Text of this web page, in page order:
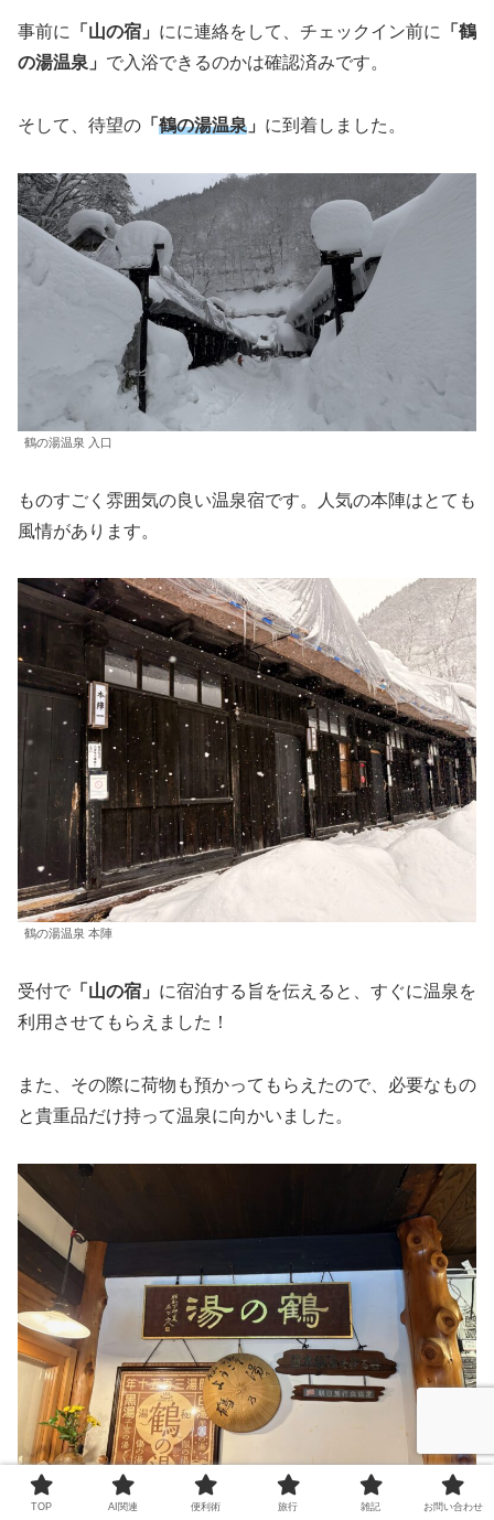
事前に 「山の宿」 にに連絡をして、チェックイン前に
「鶴
の湯温泉」 で入浴できるのかは確認済みです。
そして、待望の 「 鶴の湯温泉 」 に到着しました。
鶴の湯温泉 入口
ものすごく雰囲気の良い温泉宿です。人気の本陣はとても
風情があります。
鶴の湯温泉 本陣
受付で 「山の宿」 に宿泊する旨を伝えると、すぐに温泉を
利用させてもらえました！
また、その際に荷物も預かってもらえたので、必要なもの
と貴重品だけ持って温泉に向かいました。
TOP AI関連 便利術 旅行 雑記 お問い合わせ